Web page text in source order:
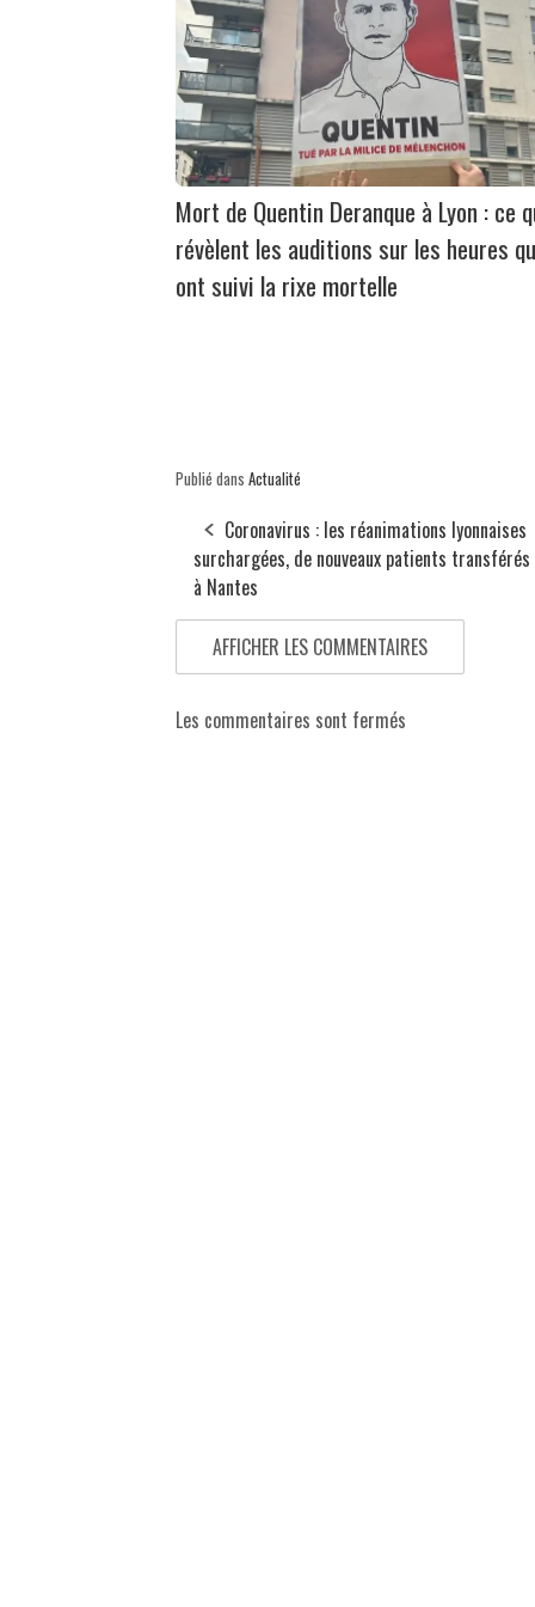
Mort de Quentin Deranque à Lyon : ce
révèlent les auditions sur les heures
ont suivi la rixe mortelle
Publié dans Actualité
Coronavirus : les réanimations lyonnaises
surchargées, de nouveaux patients transférés
à Nantes
AFFICHER LES COMMENTAIRES
Les commentaires sont fermés